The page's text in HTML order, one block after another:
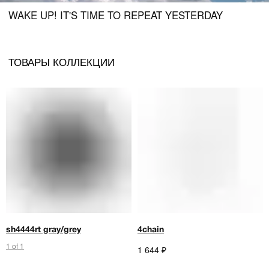
sh4444rt gray/grey
1 of 1
4chain
1 644 ₽